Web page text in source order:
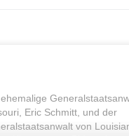
Eric Schmitt, und der
von